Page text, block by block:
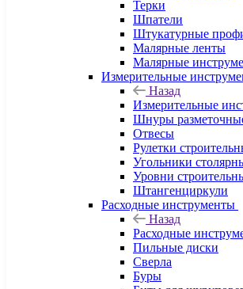
Терки
Шпатели
Штукатурные
Малярные ленты
Малярные
Измерительные
Назад
Измерительные
Шнуры
Отвесы
Рулетки
Угольники
Уровни
Штангенциркули
Расходные инструменты
Назад
Расходные
Пильные диски
Сверла
Буры